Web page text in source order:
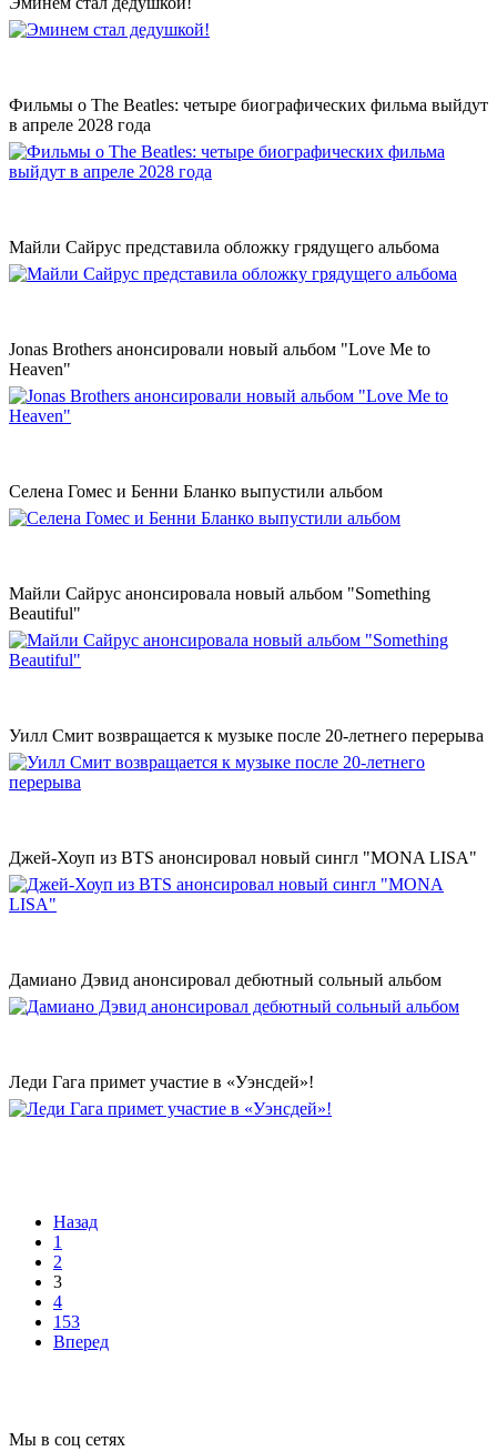
Фильмы о The Beatles: четыре биографических фильма выйдут
в апреле 2028 года
Майли Сайрус представила обложку грядущего альбома
Jonas Brothers анонсировали новый альбом "Love Me to
Heaven"
Селена Гомес и Бенни Бланко выпустили альбом
Майли Сайрус анонсировала новый альбом "Something
Beautiful"
Уилл Смит возвращается к музыке после 20-летнего перерыва
Джей-Хоуп из BTS анонсировал новый сингл "MONA LISA"
Дамиано Дэвид анонсировал дебютный сольный альбом
Леди Гага примет участие в «Уэнсдей»!
Назад
1
2
3
4
153
Вперед
Мы в соц сетях